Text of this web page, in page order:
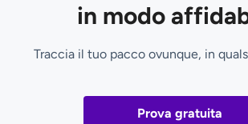
in modo
Traccia il tuo pacco ovunque, in
Prova gratuita